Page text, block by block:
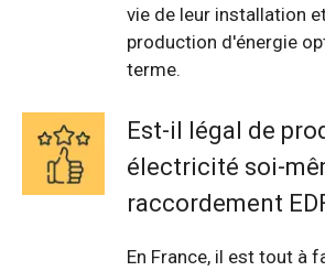
vie de leur installation
production d'énergie
terme.
Est-il légal de
électricité soi-
raccordement
En France, il est tout à